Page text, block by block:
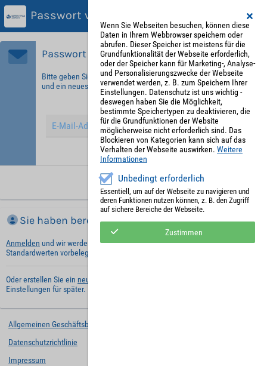
Passwort vergessen?
Sie haben bereits ein Konto?
Anmelden und wir werden die notwendigen Informationen mit Ihren
Standardwerten vorbelegen.
Oder erstellen Sie ein neues Benutzerkonto
Einstellungen für später.
Passwort vergessen?
Bitte geben Sie Ihre E-Mail-Adresse ein, um sich zu identifizieren
und ein neues Passwort zu erhalten!
Hinweis: Mit (*) gekennzeichnete Felder sind Pflichtfelder.
Neues Passwort anfordern
Allgemeinen Geschäftsbedingungen
Datenschutzrichtlinie
Impressum
Wenn Sie Webseiten besuchen, können diese
Daten in Ihrem Webbrowser speichern oder
abrufen. Dieser Speicher ist meistens für die
Grundfunktionalität der Webseite erforderlich,
oder der Speicher kann für Marketing-, Analyse-
und Personalisierungszwecke der Webseite
verwendet werden, z. B. zum Speichern Ihrer
Einstellungen. Datenschutz ist uns wichtig -
deswegen haben Sie die Möglichkeit,
bestimmte Speichertypen zu deaktivieren, die
für die Grundfunktionen der Website
möglicherweise nicht erforderlich sind. Das
Blockieren von Kategorien kann sich auf das
Verhalten der Webseite auswirken. Weitere
Informationen
Unbedingt erforderlich
Essentiell, um auf der Webseite zu navigieren und
deren Funktionen nutzen können, z. B. den Zugriff
auf sichere Bereiche der Webseite.
Zustimmen